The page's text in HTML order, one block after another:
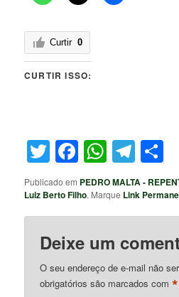
Curtir 0
CURTIR ISSO:
Twitter
Facebook
Publicado em PEDRO MALTA -
Luiz Berto Filho. Marque Link
Deixe um
O seu endereço de e-mail não
obrigatórios são marcados com*